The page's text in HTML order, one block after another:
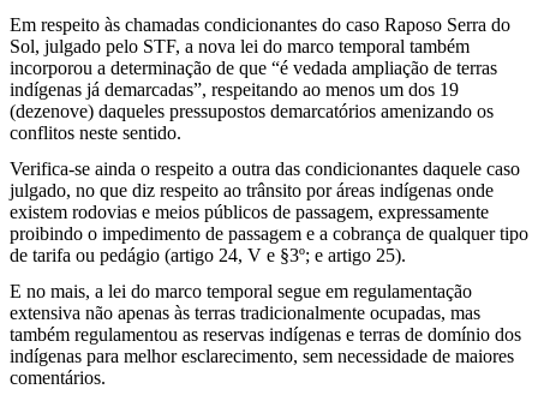
Em respeito às chamadas condicionantes do caso Raposo Serra do
Sol, julgado pelo STF, a nova lei do marco temporal também
incorporou a determinação de que “é vedada ampliação de terras
indígenas já demarcadas”, respeitando ao menos um dos 19
(dezenove) daqueles pressupostos demarcatórios amenizando os
conflitos neste sentido.
Verifica-se ainda o respeito a outra das condicionantes daquele caso
julgado, no que diz respeito ao trânsito por áreas indígenas onde
existem rodovias e meios públicos de passagem, expressamente
proibindo o impedimento de passagem e a cobrança de qualquer tipo
de tarifa ou pedágio (artigo 24, V e §3º; e artigo 25).
E no mais, a lei do marco temporal segue em regulamentação
extensiva não apenas às terras tradicionalmente ocupadas, mas
também regulamentou as reservas indígenas e terras de domínio dos
indígenas para melhor esclarecimento, sem necessidade de maiores
comentários.